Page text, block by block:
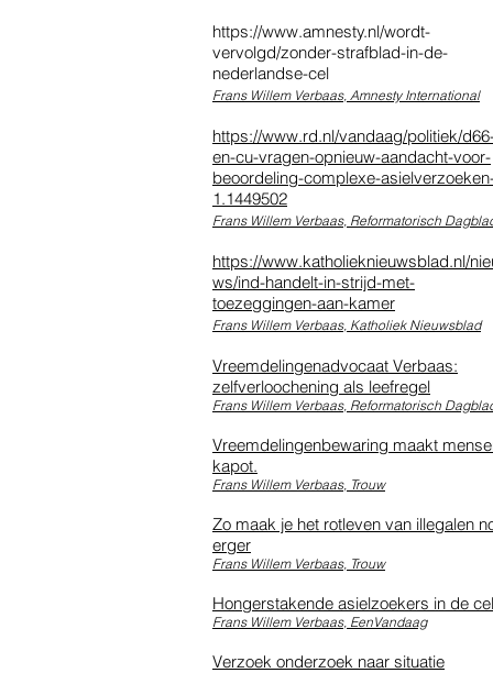
https://www.amnesty.nl/wordt-
vervolgd/zonder-strafblad-in-de-
nederlandse-cel
Frans Willem Verbaas, Amnesty International
https://www.rd.nl/vandaag/politiek/
en-cu-vragen-opnieuw-aandacht-voor-
beoordeling-complexe-
1.1449502
Frans Willem Verbaas, Reformatorisch
https://www.katholieknieuwsblad.nl/
ws/ind-handelt-in-strijd-met-
toezeggingen-aan-kamer
Frans Willem Verbaas, Katholiek Nieuwsblad
Vreemdelingenadvocaat Verbaas:
zelfverloochening als leefregel
Frans Willem Verbaas, Reformatorisch
Vreemdelingenbewaring maakt
kapot.
Frans Willem Verbaas, Trouw
Zo maak je het rotleven van illegalen
erger
Frans Willem Verbaas, Trouw
Hongerstakende asielzoekers in de cel
Frans Willem Verbaas, EenVandaag
Verzoek onderzoek naar situatie